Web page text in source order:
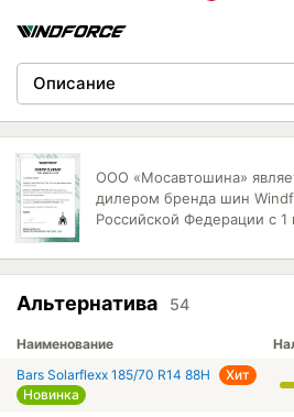
Описание
ООО «Мосавтошина»
дилером бренда шин
Российской Федерации с 1
Альтернатива 54
Наименование
Bars Solarflexx 185/70 R14 88H
Хит
Новинка